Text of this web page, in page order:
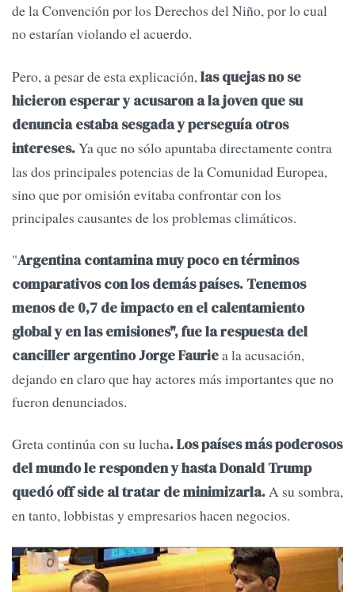
de la Convención por los Derechos del Niño, por lo cual
no estarían violando el acuerdo.
Pero, a pesar de esta explicación,las quejas no se
hicieron esperar y acusaron a la joven que su
denuncia estaba sesgada y perseguía otros
intereses.Ya que no sólo apuntaba directamente contra
las dos principales potencias de la Comunidad Europea,
sino que por omisión evitaba confrontar con los
principales causantes de los problemas climáticos.
"Argentina contamina muy poco en términos
comparativos con los demás países. Tenemos
menos de 0,7 de impacto en el calentamiento
global y en las emisiones", fue la respuesta del
canciller argentino Jorge Fauriea la acusación,
dejando en claro que hay actores más importantes que no
fueron denunciados.
Greta continúa con su lucha. Los países más poderosos
del mundo le responden y hasta Donald Trump
quedó off side al tratar de minimizarla.A su sombra,
en tanto, lobbistas y empresarios hacen negocios.